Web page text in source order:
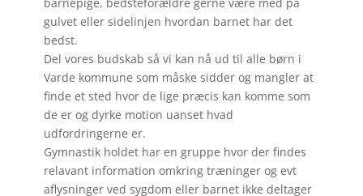
gulvet eller sidelinjen hvordan barnet har det
bedst.
Del vores budskab så vi kan nå ud til alle børn i
Varde kommune som måske sidder og mangler at
finde et sted hvor de lige præcis kan komme som
de er og dyrke motion uanset hvad
udfordringerne er.
Gymnastik holdet har en gruppe hvor der findes
relavant information omkring træninger og evt
aflysninger ved sygdom eller barnet ikke deltager